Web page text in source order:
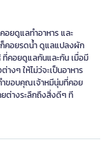
อยดูแลทำอาหาร และ
ก็คอยรดน้ำ ดูแลแปลงผัก
คอยดูแลกันและกัน เมื่อมี
งๆ ให้ไม่ว่จะเป็นอาหาร
ำขอบคุณเจ้าหมีนุ่มที่คอย
ต่างระลึกถึงสิ่งดีๆ ที